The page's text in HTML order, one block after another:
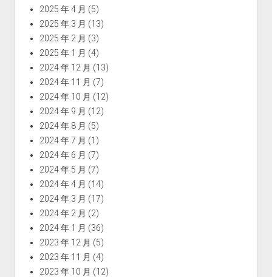
2025 年 4 月 (5)
2025 年 3 月 (13)
2025 年 2 月 (3)
2025 年 1 月 (4)
2024 年 12 月 (13)
2024 年 11 月 (7)
2024 年 10 月 (12)
2024 年 9 月 (12)
2024 年 8 月 (5)
2024 年 7 月 (1)
2024 年 6 月 (7)
2024 年 5 月 (7)
2024 年 4 月 (14)
2024 年 3 月 (17)
2024 年 2 月 (2)
2024 年 1 月 (36)
2023 年 12 月 (5)
2023 年 11 月 (4)
2023 年 10 月 (12)